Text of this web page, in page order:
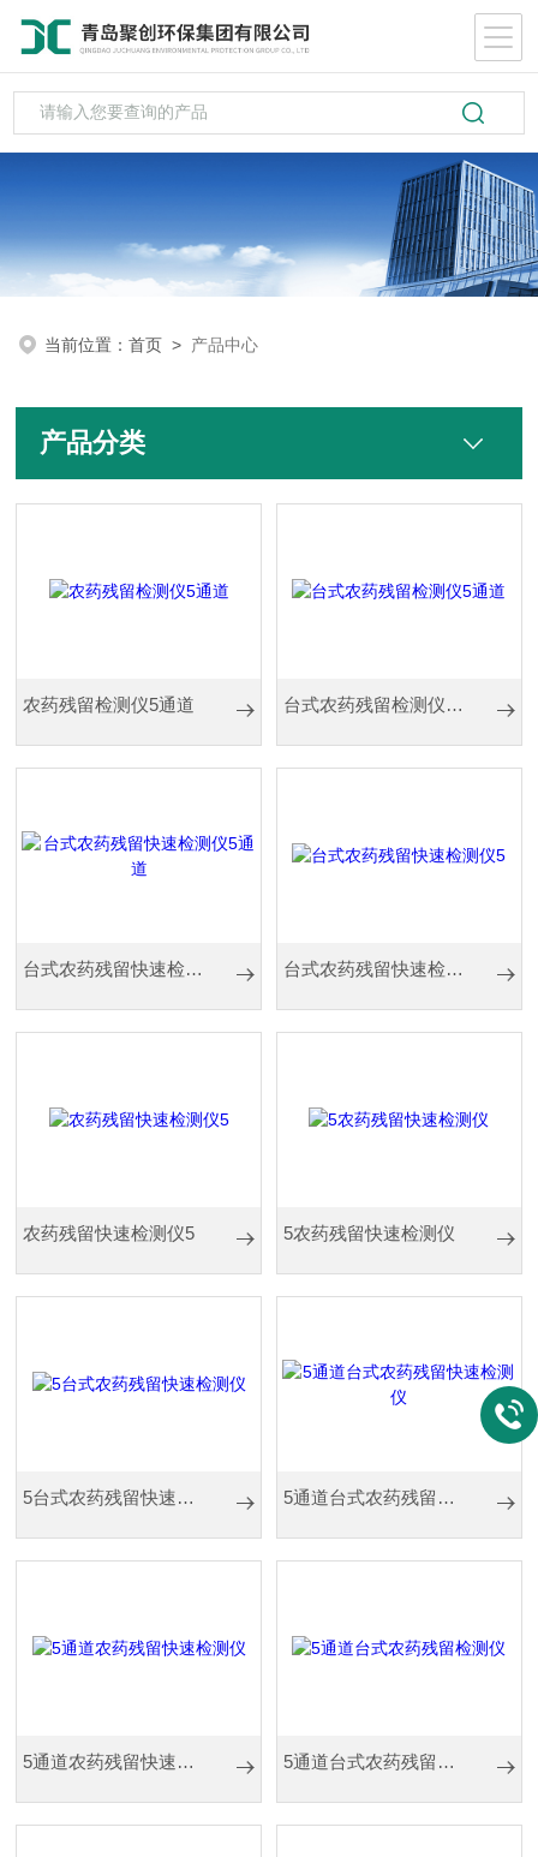
当前位置：首页 > 产品中心
产品分类
农药残留检测仪5通道 台式农药残留检测仪5通道
台式农药残留快速检测仪5通道 台式农药残留快速检测仪5
农药残留快速检测仪5 5农药残留快速检测仪
5台式农药残留快速检测仪 5通道台式农药残留快速检测仪
5通道农药残留快速检测仪 5通道台式农药残留检测仪